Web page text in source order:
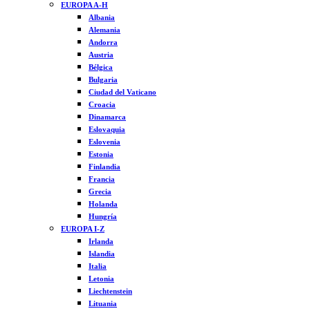
EUROPA A-H
Albania
Alemania
Andorra
Austria
Bélgica
Bulgaria
Ciudad del Vaticano
Croacia
Dinamarca
Eslovaquia
Eslovenia
Estonia
Finlandia
Francia
Grecia
Holanda
Hungría
EUROPA I-Z
Irlanda
Islandia
Italia
Letonia
Liechtenstein
Lituania